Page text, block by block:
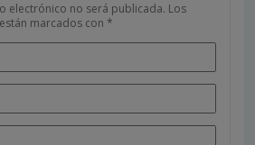
electrónico no será publicada. Los
marcados con *